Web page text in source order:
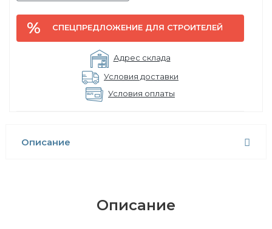
СПЕЦПРЕДЛОЖЕНИЕ ДЛЯ СТРОИТЕЛЕЙ
Адрес склада
Условия доставки
Условия оплаты
Описание
Описание